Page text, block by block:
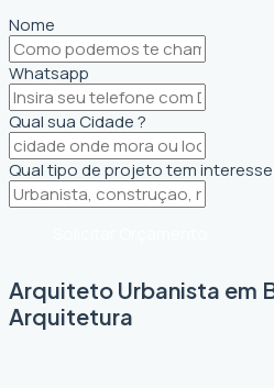
Nome
Whatsapp
Qual sua Cidade ?
Qual tipo de projeto tem interesse
Arquiteto Urbanista em
Arquitetura